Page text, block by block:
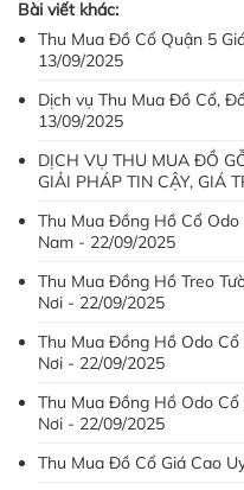
Bài viết khác:
Thu Mua Đồ Cổ Quận 5
13/09/2025
Dịch vụ Thu Mua Đồ Cổ,
13/09/2025
DỊCH VỤ THU MUA ĐỒ
GIẢI PHÁP TIN CẬY, GIÁ
Thu Mua Đồng Hồ Cổ Odo
Nam - 22/09/2025
Thu Mua Đồng Hồ Treo
Nơi - 22/09/2025
Thu Mua Đồng Hồ Odo
Nơi - 22/09/2025
Thu Mua Đồng Hồ Odo
Nơi - 22/09/2025
Thu Mua Đồ Cổ Giá Cao